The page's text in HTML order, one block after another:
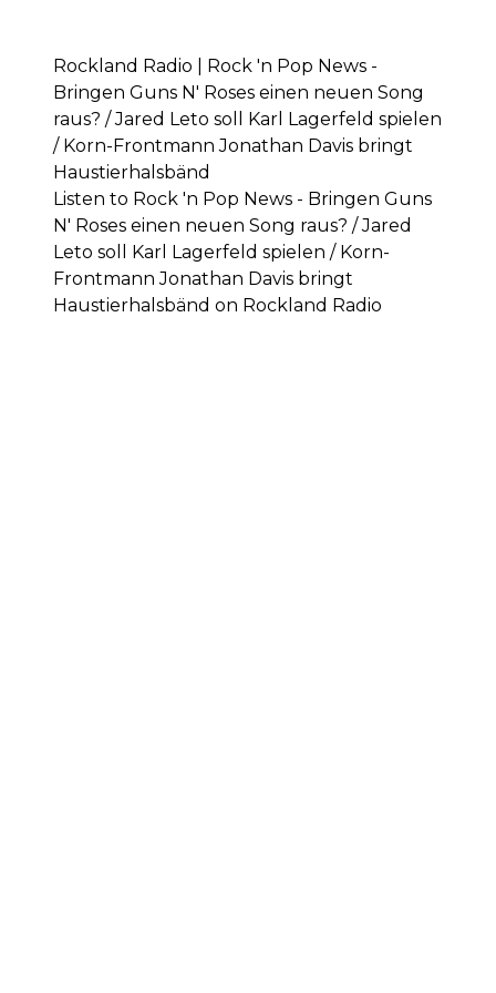
Rockland Radio | Rock 'n Pop News -
Bringen Guns N' Roses einen neuen Song
raus? / Jared Leto soll Karl Lagerfeld spielen
/ Korn-Frontmann Jonathan Davis bringt
Haustierhalsbänd
Listen to Rock 'n Pop News - Bringen Guns
N' Roses einen neuen Song raus? / Jared
Leto soll Karl Lagerfeld spielen / Korn-
Frontmann Jonathan Davis bringt
Haustierhalsbänd on Rockland Radio